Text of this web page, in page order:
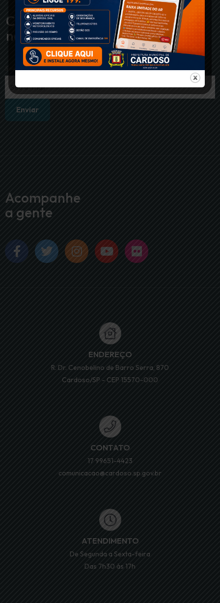
Cadastre-se em
nossa newsletter
Seu e-mail
Acompanhe
a gente
ENDEREÇO
R. Dr. Cenobelino de Barro Serra, 870
Cardoso/SP - CEP 15570-000
CONTATO
17 99651-4423
comunicacao@cardoso.sp.gov.br
ATENDIMENTO
De Segunda a Sexta-feira
Das 7h30 às 17h